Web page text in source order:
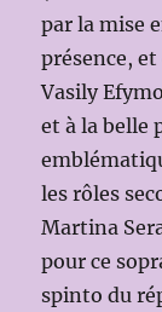
par la mise
présence,
Vasily
et à la belle
les rôles
Martina
pour ce
spinto du